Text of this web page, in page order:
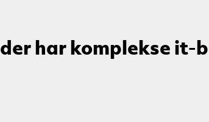
har komplekse it-